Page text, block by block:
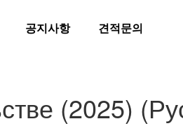
공지사항 견적문의
(2025)